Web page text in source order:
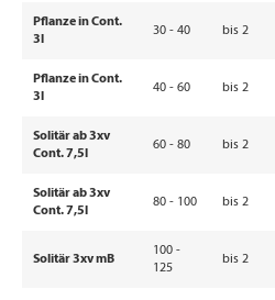
Pflanze in Cont.
3l
30 - 40 bis 2
Pflanze in Cont.
3l
40 - 60 bis 2
Solitär ab 3xv
Cont. 7,5l
60 - 80 bis 2
Solitär ab 3xv
Cont. 7,5l
80 - 100 bis 2
Solitär 3xv mB
100 -
125
bis 2